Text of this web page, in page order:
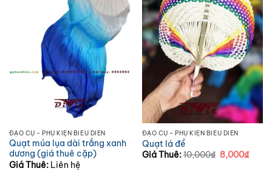
ĐẠO CỤ - PHỤ KIỆN BIỂU DIỄN
Quạt múa lụa dài trắng xanh
dương (giá thuê cặp)
Giá Thuê: Liên hệ
ĐẠO CỤ - PHỤ KIỆN BIỂU DIỄN
Quạt lá đề
Giá Thuê:10,000₫ Giá
gốc
8,000₫Giá